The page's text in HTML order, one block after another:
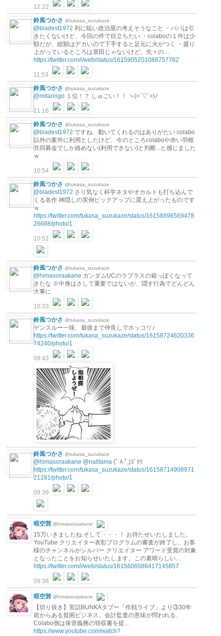
12:22
鈴風つかさ @tukasa_suzukaze
@bladest1972 利に聡い政治屋の考えそうなこと ・ババは引
きたくないけど、今回の件で目立ちたい ・colaboの１件は少
額だが、総額はデカいので下手すると足元に火がつく ・盛り
上がっているところは票田じゃないけど、先々の…
https://twitter.com/i/web/status/1615905201088757762
11:53
鈴風つかさ @tukasa_suzukaze
@mitaringo １位！？ しゅごい！！ ヽ(=´▽`=)ﾉ
11:16
鈴風つかさ @tukasa_suzukaze
@bladest1972 ですね、動いてくれるのはありがたい colabo
以外の案件に利用としたけど、今のところcolaboや赤い羽根
共同募金でしか絡めない(利用できない)と判断...と感じました
ｗ
10:54
鈴風つかさ @tukasa_suzukaze
@bladest1972 さり気なく科学ネタやオカルトも打ち込んで
くる名作 神隠しの実例ピックアップに震え上がったものです
ｗ
https://twitter.com/tukasa_suzukaze/status/16158896569478
26688/photo/1
10:51
鈴風つかさ @tukasa_suzukaze
@himasoraakane ガンダムUCのラプラスの箱っぽくなって
きたな ※中身はさして重要ではないが、隠す行為でどんどん
大事に
10:33
鈴風つかさ @tukasa_suzukaze
ゲンスルー一味、最後まで仲良しでホッコリ♪
https://twitter.com/tukasa_suzukaze/status/16158724620336
74240/photo/1
09:43
鈴風つかさ @tukasa_suzukaze
@himasoraakane @nalltama (ﾟＡﾟ;)ｺﾞｸﾘ
https://twitter.com/tukasa_suzukaze/status/16158714908971
21281/photo/1
09:39
暇空茜 @himasoraakane
15万いきましたね そして・・・！ お待たせいたしました。
YouTube クリエイター表彰プログラムの審査が終了し、お客
様のチャンネルがシルバー クリエイター アワード受賞の対象
となったことをお知らせいたします。この素晴らしい…
https://twitter.com/i/web/status/1615606086417145857
09:38
暇空茜 @himasoraakane
【切り抜き】実話BUNKAタブー「作戦ライブ」より③30年
前からある貧困ビジネス、会計監査の意味が問われる、
Colabo側は保管義務の領収書を提...
https://www.youtube.com/watch?